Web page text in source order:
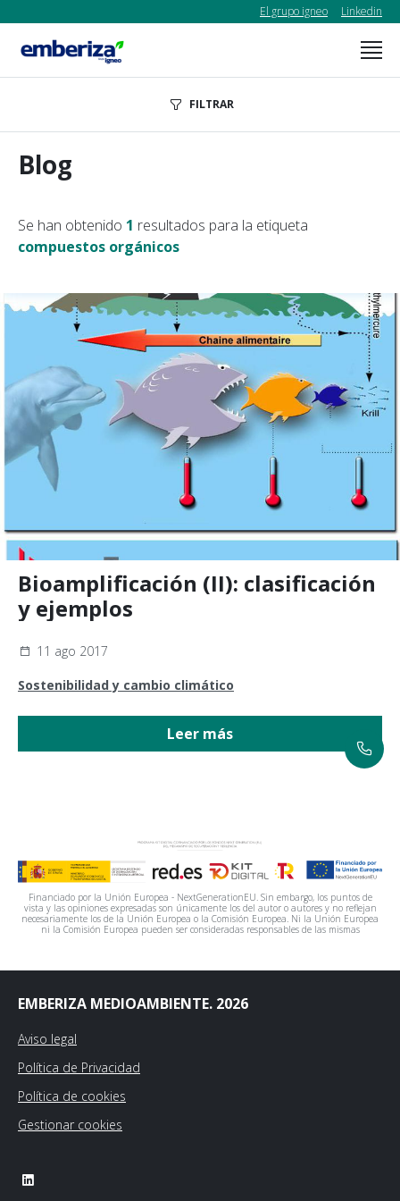
El grupo igneo Linkedin
FILTRAR
Blog
Se han obtenido 1 resultados para la etiqueta
compuestos orgánicos
Bioamplificación (II): clasificación
y ejemplos
11 ago 2017
Sostenibilidad y cambio climático
Leer más
Financiado por la Unión Europea - NextGenerationEU. Sin embargo, los puntos de
vista y las opiniones expresadas son únicamente los del autor o autores y no reflejan
necesariamente los de la Unión Europea o la Comisión Europea. Ni la Unión Europea
ni la Comisión Europea pueden ser consideradas responsables de las mismas
EMBERIZA MEDIOAMBIENTE. 2026
Aviso legal
Política de Privacidad
Política de cookies
Gestionar cookies